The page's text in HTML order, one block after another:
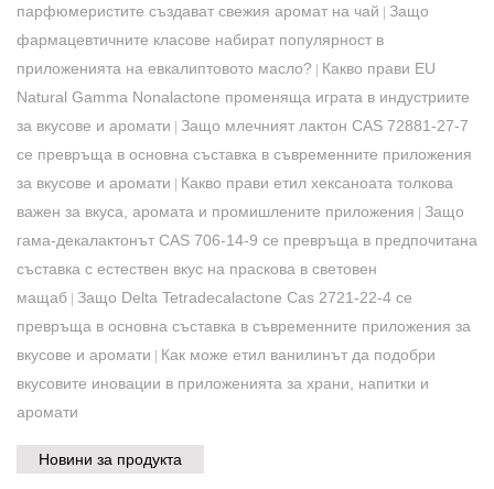
парфюмеристите създават свежия аромат на чай
Защо
фармацевтичните класове набират популярност в
приложенията на евкалиптовото масло?
Какво прави EU
Natural Gamma Nonalactone променяща играта в индустриите
за вкусове и аромати
Защо млечният лактон CAS 72881-27-7
се превръща в основна съставка в съвременните приложения
за вкусове и аромати
Какво прави етил хексаноата толкова
важен за вкуса, аромата и промишлените приложения
Защо
гама-декалактонът CAS 706-14-9 се превръща в предпочитана
съставка с естествен вкус на праскова в световен
мащаб
Защо Delta Tetradecalactone Cas 2721-22-4 се
превръща в основна съставка в съвременните приложения за
вкусове и аромати
Как може етил ванилинът да подобри
вкусовите иновации в приложенията за храни, напитки и
аромати
Новини за продукта